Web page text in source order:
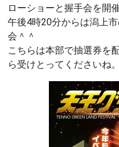
ローショーと握手会を開催
午後4時20分からは潟上
会＾＾
こちらは本部で抽選券を
ら受けとってくださいね。